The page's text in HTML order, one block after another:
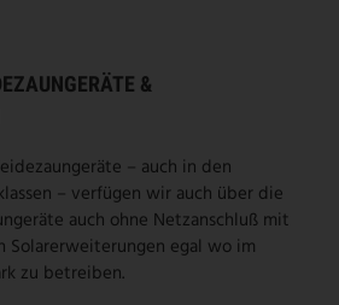
&
– auch in den
– verfügen wir auch über die
auch ohne Netzanschluß mit
Solarerweiterungen egal wo im
zu betreiben.